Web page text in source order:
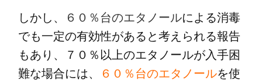
しかし、 ６０％台のエタノールによる消毒
でも一定の有効性があると考えられる報告
もあり、７０％以上のエタノールが入手困
難な場合には、
６０％台のエタノールを使